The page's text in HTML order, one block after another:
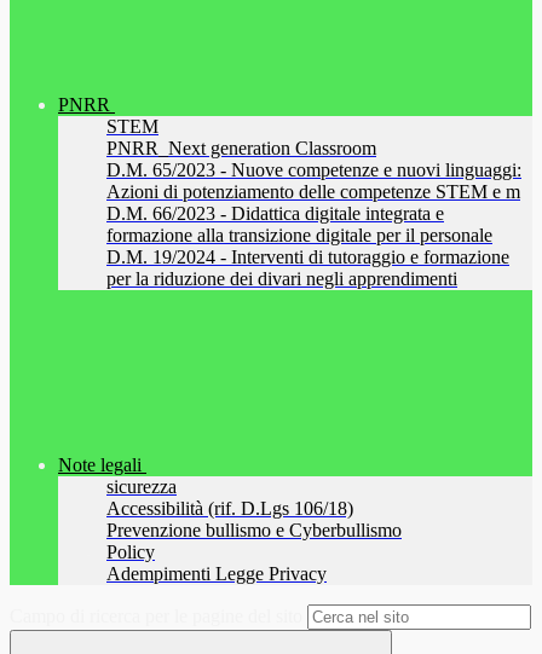
PNRR
STEM
PNRR_Next generation Classroom
D.M. 65/2023 - Nuove competenze e nuovi linguaggi:
Azioni di potenziamento delle competenze STEM e m
D.M. 66/2023 - Didattica digitale integrata e
formazione alla transizione digitale per il personale
D.M. 19/2024 - Interventi di tutoraggio e formazione
per la riduzione dei divari negli apprendimenti
Note legali
sicurezza
Accessibilità (rif. D.Lgs 106/18)
Prevenzione bullismo e Cyberbullismo
Policy
Adempimenti Legge Privacy